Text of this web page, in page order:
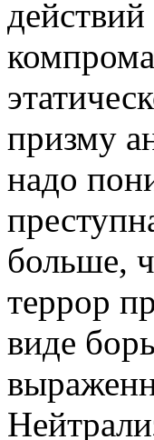
призму
надо
больше,
террор
виде